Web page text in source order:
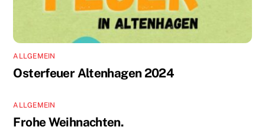
ALLGEMEIN
Osterfeuer Altenhagen 2024
ALLGEMEIN
Frohe Weihnachten.